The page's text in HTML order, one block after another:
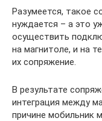
Разумеется, такое
нуждается – а это
осуществить
на магнитоле, и на
их сопряжение.
В результате
интеграция между
причине мобильник